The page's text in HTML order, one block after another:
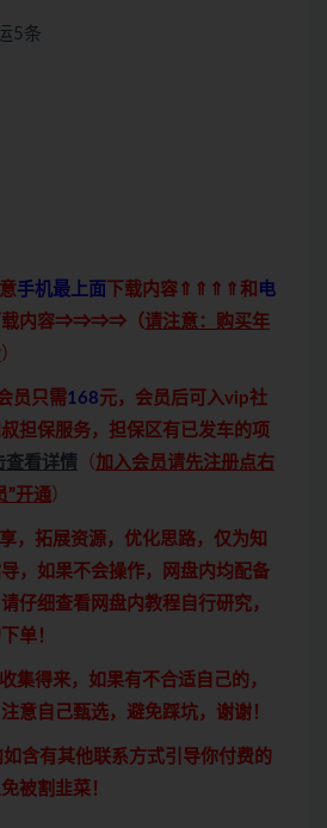
5条
手机最上面 下载内容⇑⇑⇑⇑和 电
载内容⇒⇒⇒⇒（请注意：购买年
）
员只需168元，会员后可入vip社
担保服务，担保区有已发车的项
查看详情 （ 加入会员请先注册点右
”开通 ）
，拓展资源，优化思路，仅为知
，如果不会操作，网盘内均配备
仔细查看网盘内教程自行研究，
单！
集得来，如果有不合适自己的，
意自己甄选，避免踩坑，谢谢！
含有其他联系方式引导你付费的
被割韭菜！